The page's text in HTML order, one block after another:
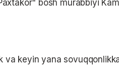
bosh murabbiyi
keyin yana